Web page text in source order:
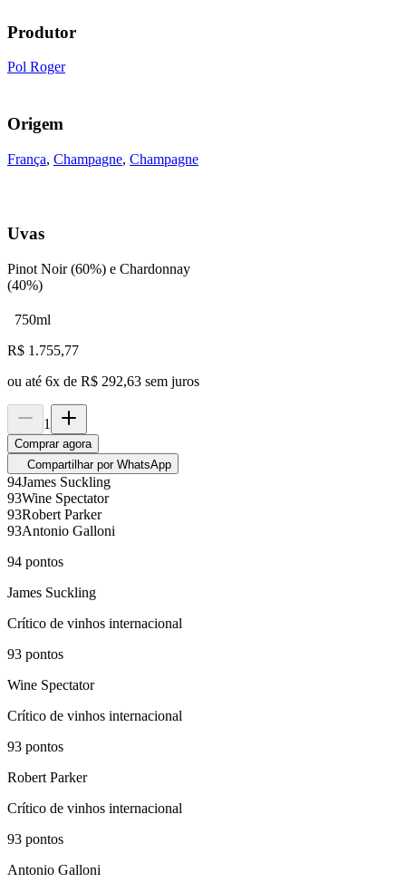
Produtor
Pol Roger
Origem
França, Champagne, Champagne
Uvas
Pinot Noir (60%) e Chardonnay
(40%)
750ml
R$ 1.755,77
ou até 6x de R$ 292,63 sem juros
1
Comprar agora
Compartilhar por WhatsApp
94James Suckling
93Wine Spectator
93Robert Parker
93Antonio Galloni
94 pontos
James Suckling
Crítico de vinhos internacional
93 pontos
Wine Spectator
Crítico de vinhos internacional
93 pontos
Robert Parker
Crítico de vinhos internacional
93 pontos
Antonio Galloni